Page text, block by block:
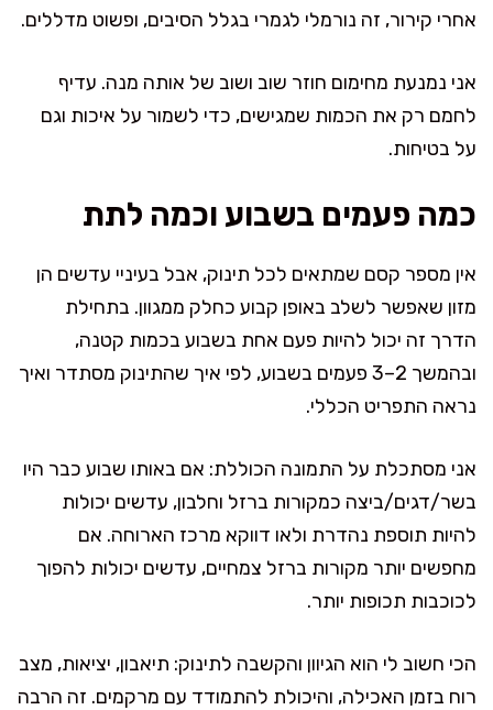
אחרי קירור, זה נורמלי לגמרי בגלל הסיבים, ופשוט מדללים.
אני נמנעת מחימום חוזר שוב ושוב של אותה מנה. עדיף
לחמם רק את הכמות שמגישים, כדי לשמור על איכות וגם
על בטיחות.
כמה פעמים בשבוע וכמה לתת
אין מספר קסם שמתאים לכל תינוק, אבל בעיניי עדשים הן
מזון שאפשר לשלב באופן קבוע כחלק ממגוון. בתחילת
הדרך זה יכול להיות פעם אחת בשבוע בכמות קטנה,
ובהמשך 2–3 פעמים בשבוע, לפי איך שהתינוק מסתדר ואיך
נראה התפריט הכללי.
אני מסתכלת על התמונה הכוללת: אם באותו שבוע כבר היו
בשר/דגים/ביצה כמקורות ברזל וחלבון, עדשים יכולות
להיות תוספת נהדרת ולאו דווקא מרכז הארוחה. אם
מחפשים יותר מקורות ברזל צמחיים, עדשים יכולות להפוך
לכוכבות תכופות יותר.
הכי חשוב לי הוא הגיוון והקשבה לתינוק: תיאבון, יציאות, מצב
רוח בזמן האכילה, והיכולת להתמודד עם מרקמים. זה הרבה